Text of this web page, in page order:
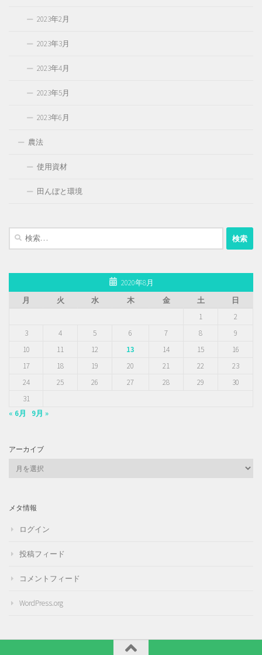
2023年2月
2023年3月
2023年4月
2023年5月
2023年6月
農法
使用資材
田んぼと環境
検
2020年8月
月
火 水 木 金 土
日
1
2
3
4 5 6 7 8
9
10
11 12 13 14 15
16
17
18 19 20 21 22
23
24
25 26 27 28 29
30
31
« 6月
9月 »
アーカイブ
ブ
メタ情報
ログイン
投稿フィード
コメントフィード
WordPress.org